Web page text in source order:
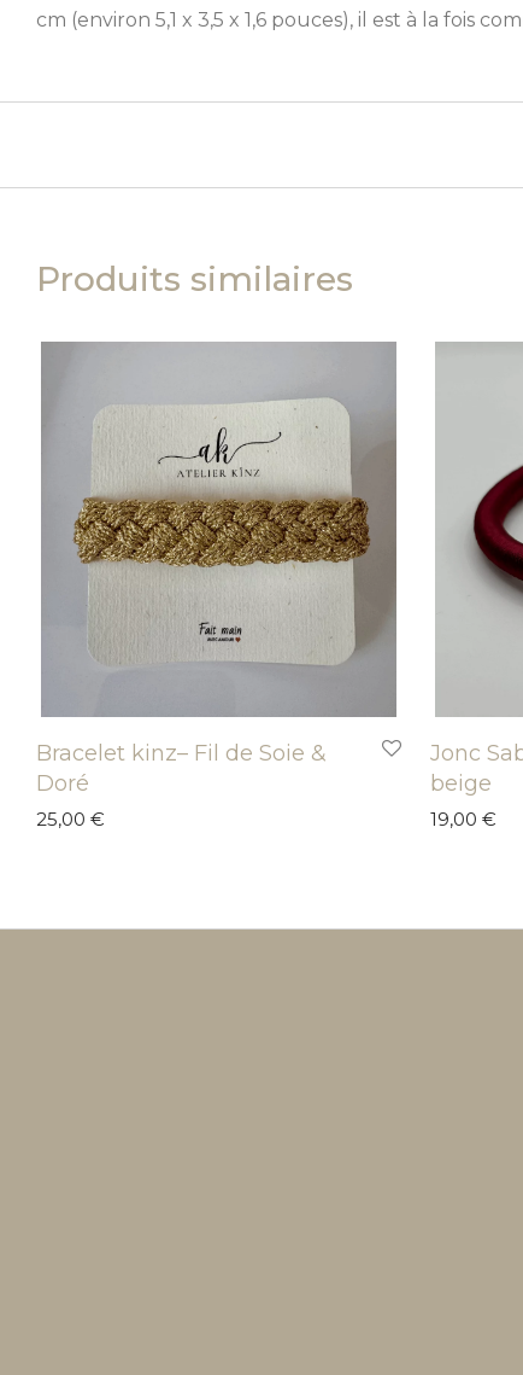
cm (environ 5,1 x 3,5 x 1,6 pouces), il est à la fois
Produits similaires
Bracelet kinz– Fil de Soie &
Doré
25,00 €
Jonc
beige
19,00 €